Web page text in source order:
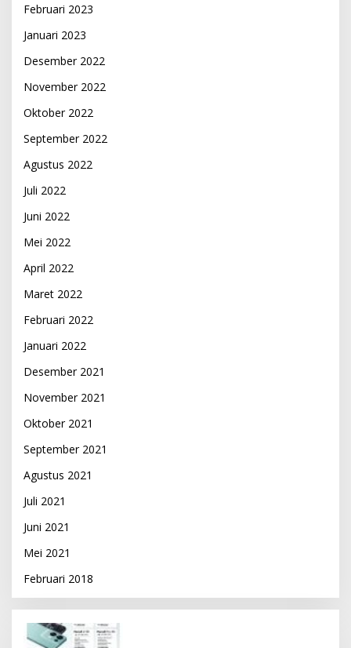
Februari 2023
Januari 2023
Desember 2022
November 2022
Oktober 2022
September 2022
Agustus 2022
Juli 2022
Juni 2022
Mei 2022
April 2022
Maret 2022
Februari 2022
Januari 2022
Desember 2021
November 2021
Oktober 2021
September 2021
Agustus 2021
Juli 2021
Juni 2021
Mei 2021
Februari 2018